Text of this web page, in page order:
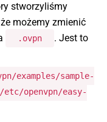
stworzyliśmy
możemy zmienić
.ovpn
. Jest to
examples/sample-
openvpn/easy-